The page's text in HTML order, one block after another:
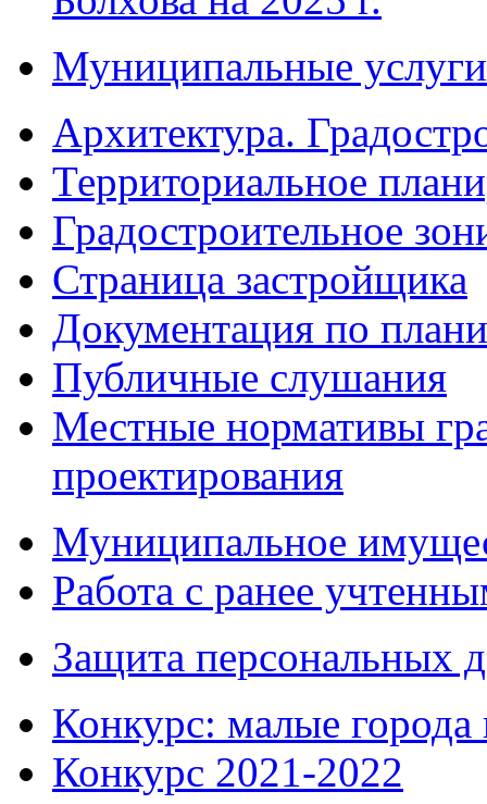
Муниципальные услуги
Архитектура.
Территориальное
Градостроительное
Страница застройщика
Документация по
Публичные слушания
Местные нормативы
проектирования
Муниципальное
Работа с ранее
Защита персональных
Конкурс: малые города
Конкурс 2021-2022